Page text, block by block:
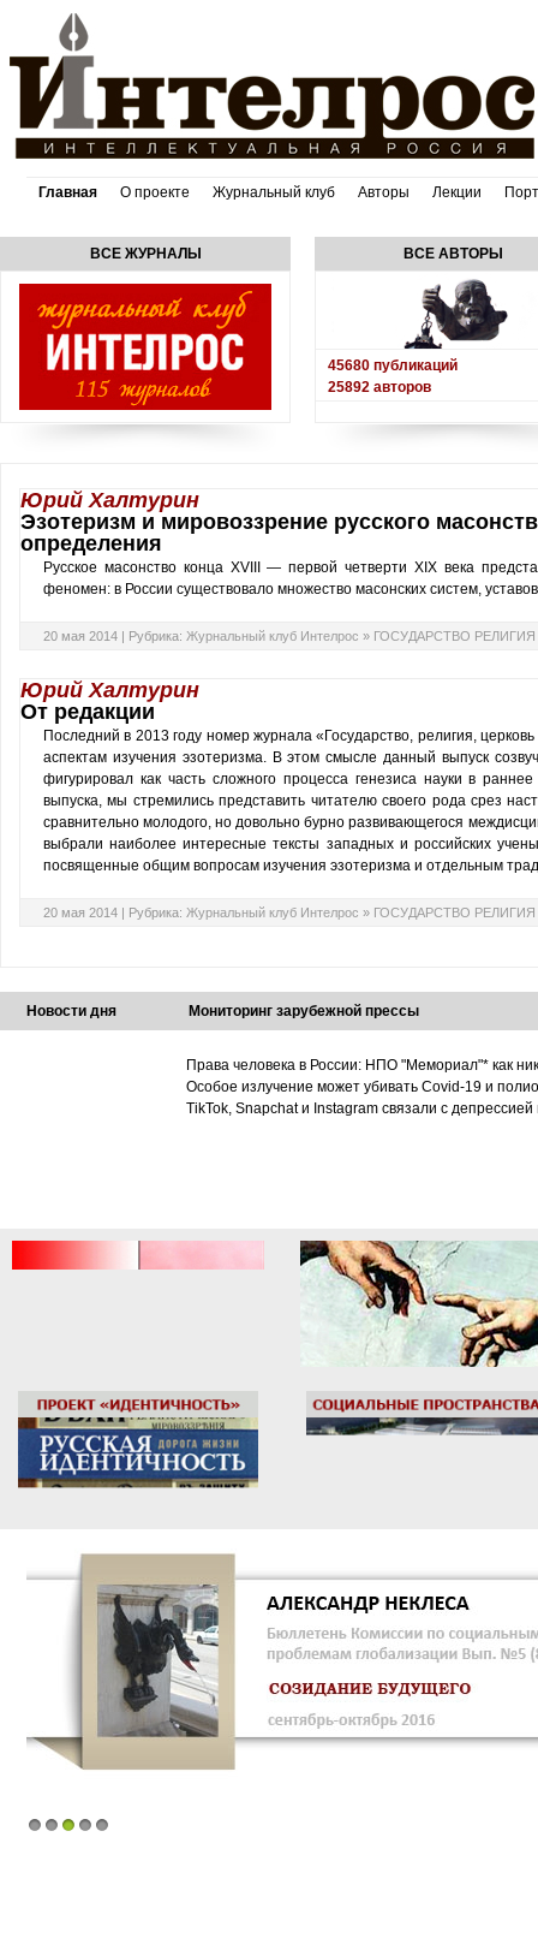
Главная О проекте Журнальный клуб Авторы Лекции
ВСЕ ЖУРНАЛЫ ВСЕ АВТОРЫ
45680 публикаций
25892 авторов
Юрий Халтурин
Эзотеризм и мировоззрение русского
определения
Русское масонство конца XVIII — первой четверти XIX века
феномен: в России существовало множество масонских систем,
20 мая 2014 | Рубрика: Журнальный клуб Интелрос » ГОСУДАРСТВО
Юрий Халтурин
От редакции
Последний в 2013 году номер журнала «Государство, религия,
аспектам изучения эзотеризма. В этом смысле данный выпуск
фигурировал как часть сложного процесса генезиса науки в
выпуска, мы стремились представить читателю своего рода срез
сравнительно молодого, но довольно бурно развивающегося
выбрали наиболее интересные тексты западных и российских
посвященные общим вопросам изучения эзотеризма и отдельным
20 мая 2014 | Рубрика: Журнальный клуб Интелрос » ГОСУДАРСТВО
Новости дня Мониторинг зарубежной прессы
Права человека в России: НПО "Мемориал"* как
Особое излучение может убивать Covid-19 и
TikTok, Snapchat и Instagram связали с